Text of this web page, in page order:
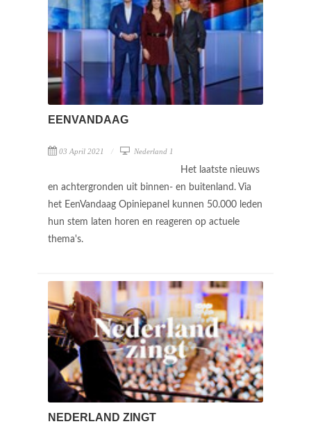
EENVANDAAG
03 April 2021 Nederland 1
Het laatste nieuws
en achtergronden uit binnen- en buitenland. Via
het EenVandaag Opiniepanel kunnen 50.000 leden
hun stem laten horen en reageren op actuele
thema's.
NEDERLAND ZINGT